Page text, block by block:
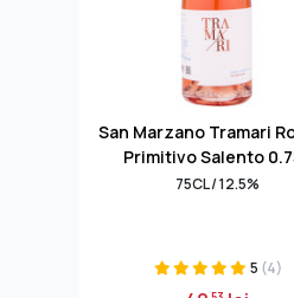
San Marzano Tramari
Primitivo Salento
75CL / 12.5%
5 (4)